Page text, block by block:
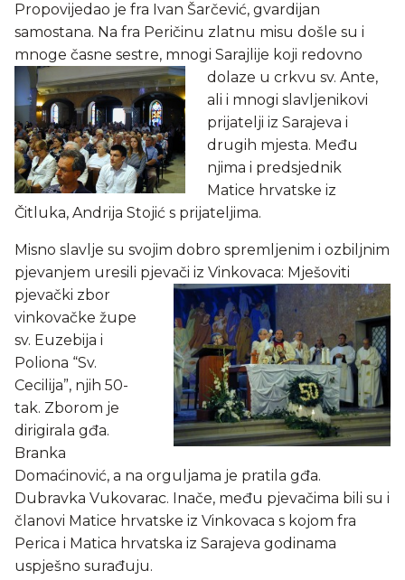
Propovijedao je fra Ivan Šarčević, gvardijan
samostana. Na fra Peričinu zlatnu misu došle su i
mnoge časne sestre, mnogi Sarajlije koji redovno
dolaze u crkvu sv. Ante,
ali i mnogi slavljenikovi
prijatelji iz Sarajeva i
drugih mjesta. Među
njima i predsjednik
Matice hrvatske iz
Čitluka, Andrija Stojić s prijateljima.
Misno slavlje su svojim dobro spremljenim i ozbiljnim
pjevanjem uresili pjevači iz Vinkovaca: Mješoviti
pjevački zbor
vinkovačke župe
sv. Euzebija i
Poliona “Sv.
Cecilija”, njih 50-
tak. Zborom je
dirigirala gđa.
Branka
Domaćinović, a na orguljama je pratila gđa.
Dubravka Vukovarac. Inače, među pjevačima bili su i
članovi Matice hrvatske iz Vinkovaca s kojom fra
Perica i Matica hrvatska iz Sarajeva godinama
uspješno surađuju.